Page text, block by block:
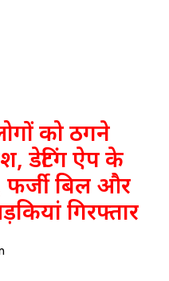
को ठगने
डेटिंग ऐप के
फर्जी बिल और
गिरफ्तार